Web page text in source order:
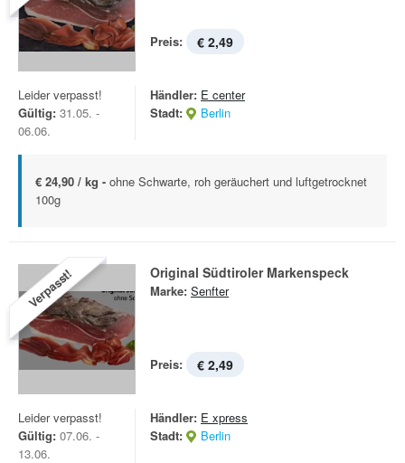
Preis: € 2,49
Leider verpasst!
Gültig: 31.05. -
06.06.
Händler: E center
Stadt:
Berlin
€ 24,90 / kg - ohne Schwarte, roh geräuchert und luftgetrocknet
100g
Verpasst! Original Südtiroler Markenspeck
Marke: Senfter
Preis: € 2,49
Leider verpasst!
Gültig: 07.06. -
13.06.
Händler: E xpress
Stadt:
Berlin